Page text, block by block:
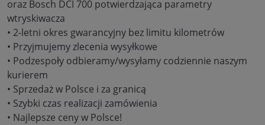
oraz Bosch DCI 700 potwierdzająca parametry
wtryskiwacza
• 2-letni okres gwarancyjny bez limitu kilometrów
• Przyjmujemy zlecenia wysyłkowe
• Podzespoły odbieramy/wysyłamy codziennie naszym
kurierem
• Sprzedaż w Polsce i za granicą
• Szybki czas realizacji zamówienia
• Najlepsze ceny w Polsce!